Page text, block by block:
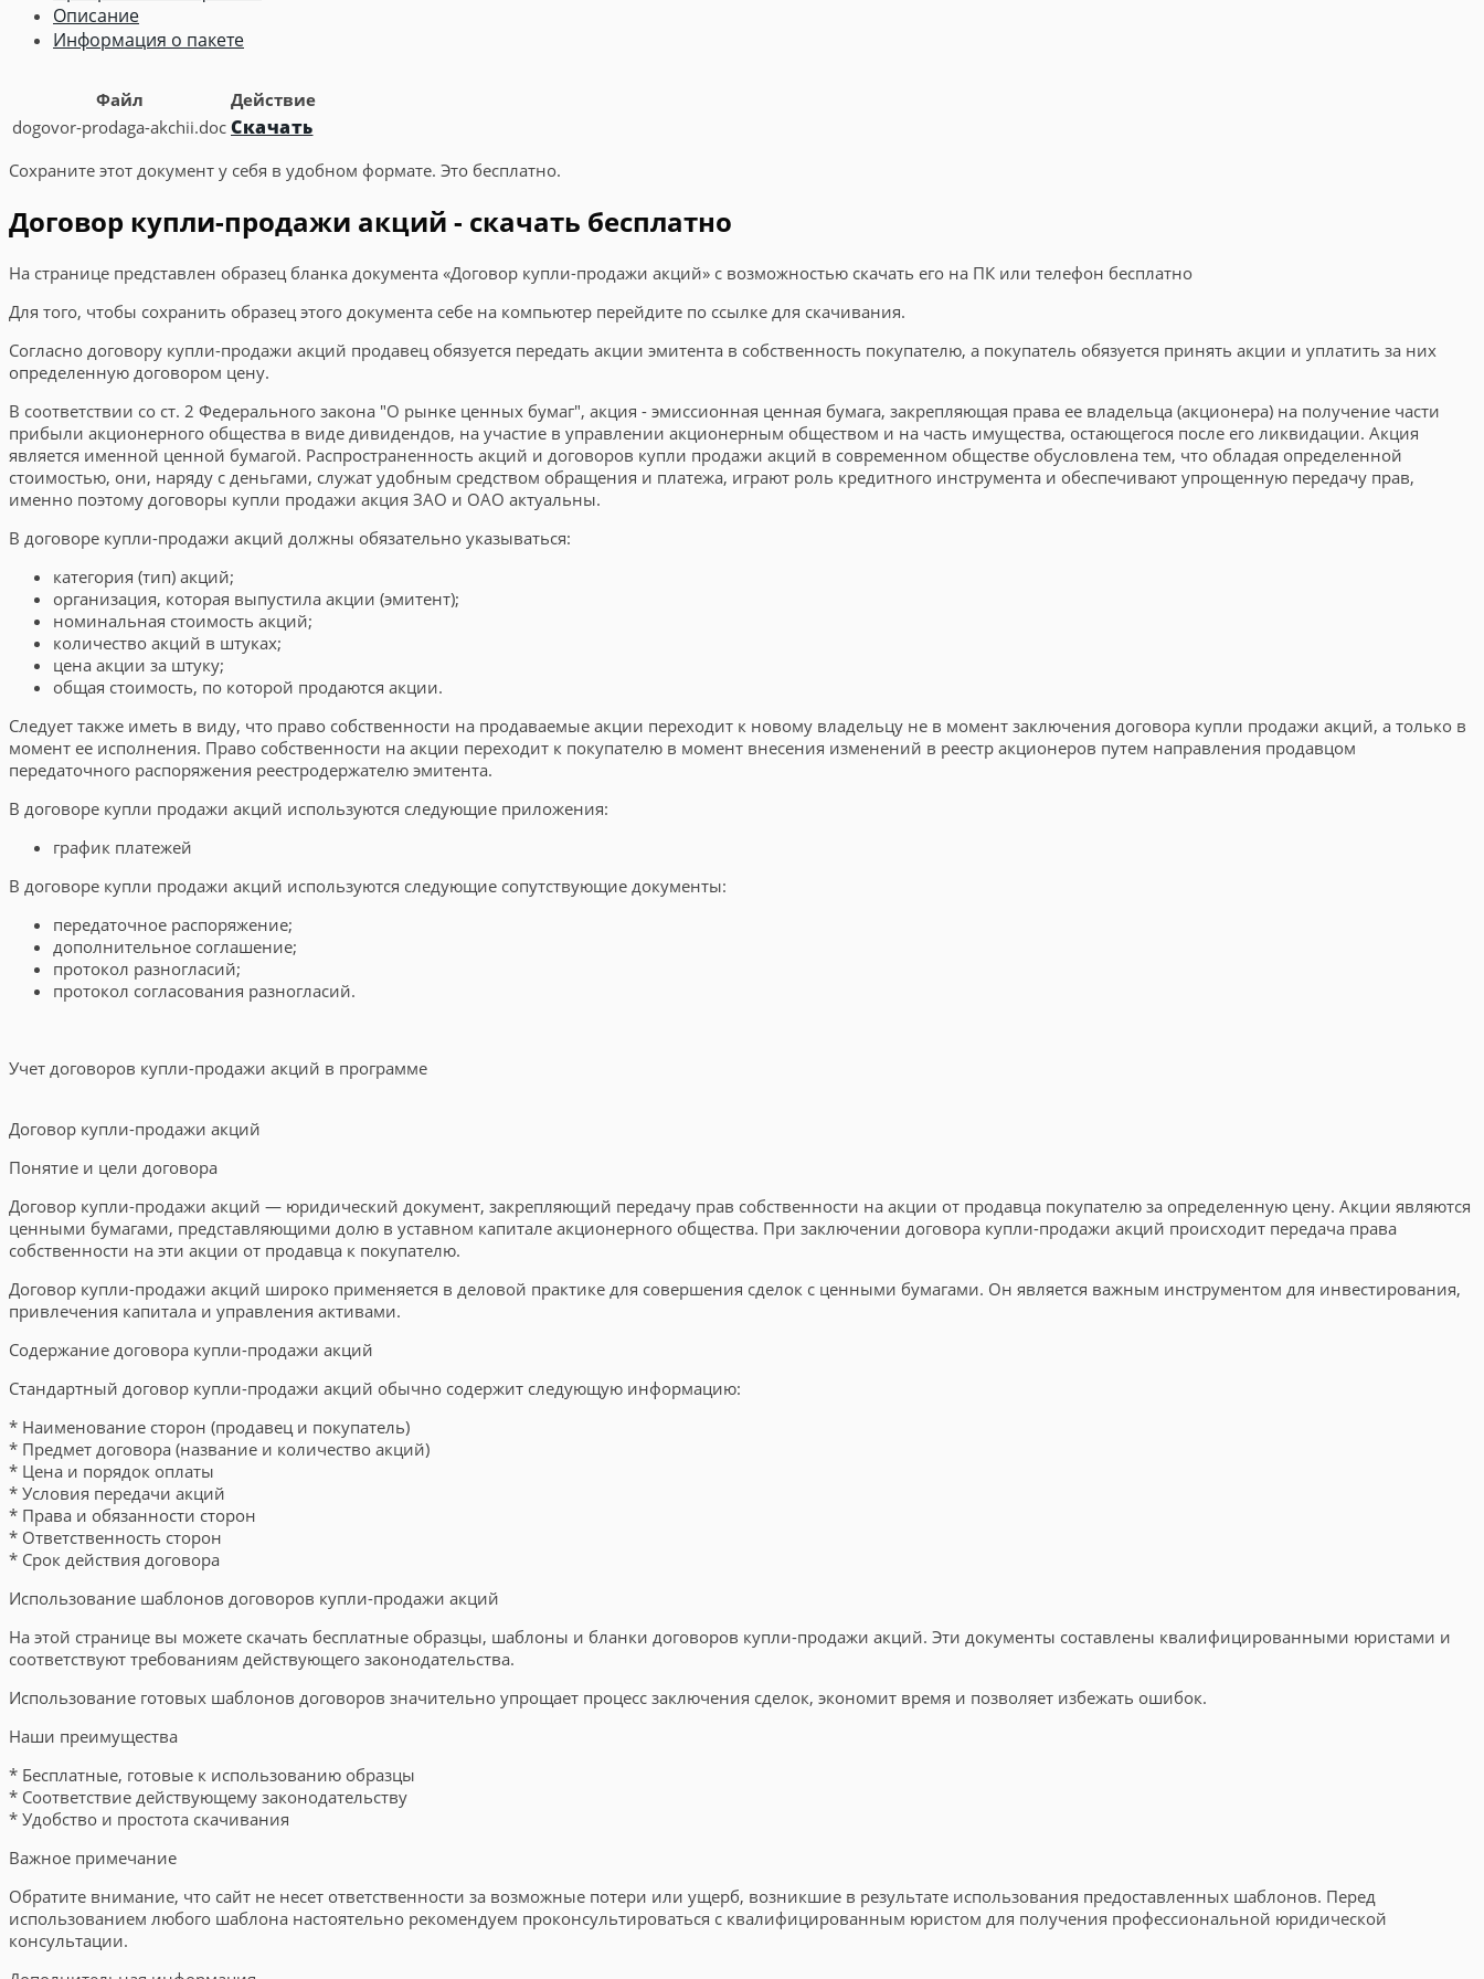
Описание
Информация о пакете
Файл
Действие
dogovor-prodaga-akchii.doc Скачать
Сохраните этот документ у себя в удобном формате. Это бесплатно.
Договор купли-продажи акций - скачать бесплатно
На странице представлен образец бланка документа «Договор купли-продажи акций» с возможностью скачать его на ПК или телефон бесплатно
Для того, чтобы сохранить образец этого документа себе на компьютер перейдите по ссылке для скачивания.
Согласно договору купли-продажи акций продавец обязуется передать акции эмитента в собственность покупателю, а покупатель обязуется принять акции и уплатить за них
определенную договором цену.
В соответствии со ст. 2 Федерального закона "О рынке ценных бумаг", акция - эмиссионная ценная бумага, закрепляющая права ее владельца (акционера) на получение части
прибыли акционерного общества в виде дивидендов, на участие в управлении акционерным обществом и на часть имущества, остающегося после его ликвидации. Акция
является именной ценной бумагой. Распространенность акций и договоров купли продажи акций в современном обществе обусловлена тем, что обладая определенной
стоимостью, они, наряду с деньгами, служат удобным средством обращения и платежа, играют роль кредитного инструмента и обеспечивают упрощенную передачу прав,
именно поэтому договоры купли продажи акция ЗАО и ОАО актуальны.
В договоре купли-продажи акций должны обязательно указываться:
категория (тип) акций;
организация, которая выпустила акции (эмитент);
номинальная стоимость акций;
количество акций в штуках;
цена акции за штуку;
общая стоимость, по которой продаются акции.
Следует также иметь в виду, что право собственности на продаваемые акции переходит к новому владельцу не в момент заключения договора купли продажи акций, а только в
момент ее исполнения. Право собственности на акции переходит к покупателю в момент внесения изменений в реестр акционеров путем направления продавцом
передаточного распоряжения реестродержателю эмитента.
В договоре купли продажи акций используются следующие приложения:
график платежей
В договоре купли продажи акций используются следующие сопутствующие документы:
передаточное распоряжение;
дополнительное соглашение;
протокол разногласий;
протокол согласования разногласий.
Учет договоров купли-продажи акций в программе
Договор купли-продажи акций
Понятие и цели договора
Договор купли-продажи акций — юридический документ, закрепляющий передачу прав собственности на акции от продавца покупателю за определенную цену. Акции являются
ценными бумагами, представляющими долю в уставном капитале акционерного общества. При заключении договора купли-продажи акций происходит передача права
собственности на эти акции от продавца к покупателю.
Договор купли-продажи акций широко применяется в деловой практике для совершения сделок с ценными бумагами. Он является важным инструментом для инвестирования,
привлечения капитала и управления активами.
Содержание договора купли-продажи акций
Стандартный договор купли-продажи акций обычно содержит следующую информацию:
* Наименование сторон (продавец и покупатель)
* Предмет договора (название и количество акций)
* Цена и порядок оплаты
* Условия передачи акций
* Права и обязанности сторон
* Ответственность сторон
* Срок действия договора
Использование шаблонов договоров купли-продажи акций
На этой странице вы можете скачать бесплатные образцы, шаблоны и бланки договоров купли-продажи акций. Эти документы составлены квалифицированными юристами и
соответствуют требованиям действующего законодательства.
Использование готовых шаблонов договоров значительно упрощает процесс заключения сделок, экономит время и позволяет избежать ошибок.
Наши преимущества
* Бесплатные, готовые к использованию образцы
* Соответствие действующему законодательству
* Удобство и простота скачивания
Важное примечание
Обратите внимание, что сайт не несет ответственности за возможные потери или ущерб, возникшие в результате использования предоставленных шаблонов. Перед
использованием любого шаблона настоятельно рекомендуем проконсультироваться с квалифицированным юристом для получения профессиональной юридической
консультации.